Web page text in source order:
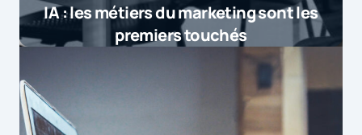
IA : les métiers du marketing sont les
premiers touchés